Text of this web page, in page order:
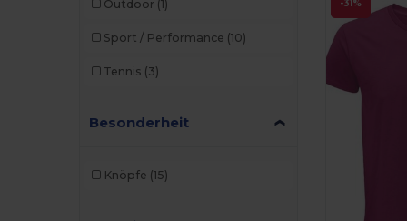
Outdoor (1)
Sport / Performance (10)
Tennis (3)
Besonderheit
Knöpfe (15)
-31%